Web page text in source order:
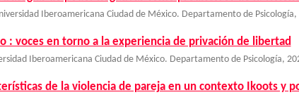
Iberoamericana Ciudad de México. Departamento de Psicología,
: voces en torno a la experiencia de privación de libertad
Iberoamericana Ciudad de México. Departamento de Psicología,
de la violencia de pareja en un contexto Ikoots y